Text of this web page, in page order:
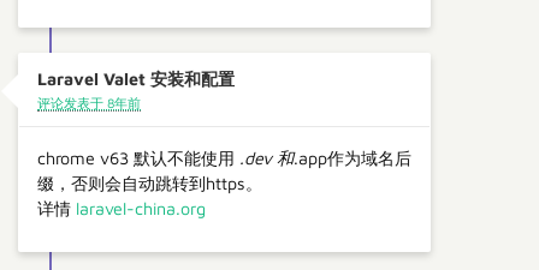
Laravel Valet 安装和配置
评论发表于 8年前
chrome v63 默认不能使用 .dev 和.app作为域名后
缀，否则会自动跳转到https。
详情 laravel-china.org